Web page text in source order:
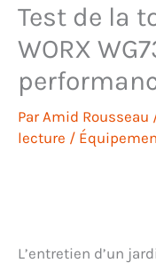
Test de la
WORX
ParAmid Rousseau
lecture /
L’entretien d’un